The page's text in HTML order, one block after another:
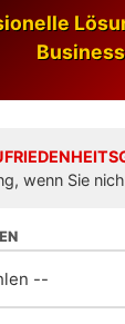
Business
wenn Sie